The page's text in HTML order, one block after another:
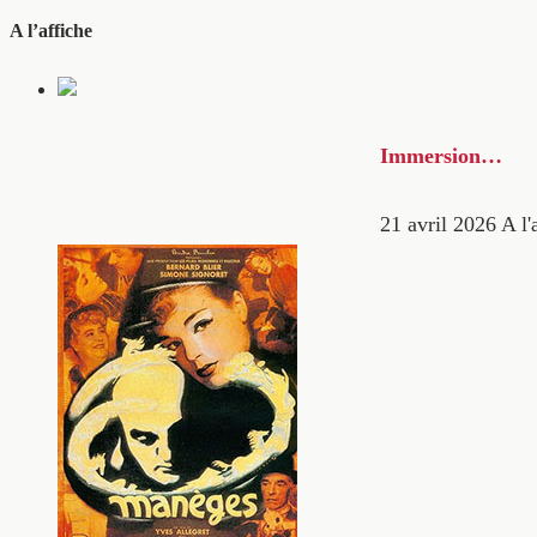
A l’affiche
Immersion…
21 avril 2026 A